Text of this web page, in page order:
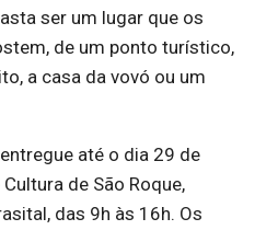
ser um lugar que os
de um ponto turístico,
a casa da vovó ou um
até o dia 29 de
de São Roque,
das 9h às 16h. Os